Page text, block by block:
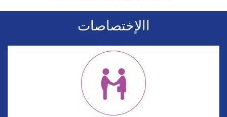
االإختصاصات